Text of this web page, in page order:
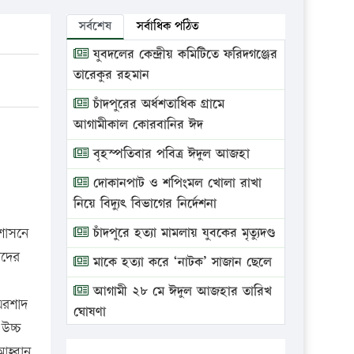
সর্বশেষ সর্বাধিক পঠিত
যুবদলের কেন্দ্রীয় কমিটিতে ফরিদগঞ্জের
তারেকুর রহমান
চাঁদপুরের অর্ধশতাধিক গ্রামে
আগামীকাল কোরবানির ঈদ
বৃহস্পতিবার পবিত্র ঈদুল আজহা
দোকানপাট ও শপিংমল খোলা রাখা
নিয়ে বিদ্যুৎ বিভাগের নির্দেশনা
চাঁদপুরে হত্যা মামলায় যুবকের মৃত্যুদণ্ড
মাকে হত্যা করে ‘নাটক’ সাজান ছেলে
আগামী ২৮ মে ঈদুল আজহার তারিখ
ঘোষণা